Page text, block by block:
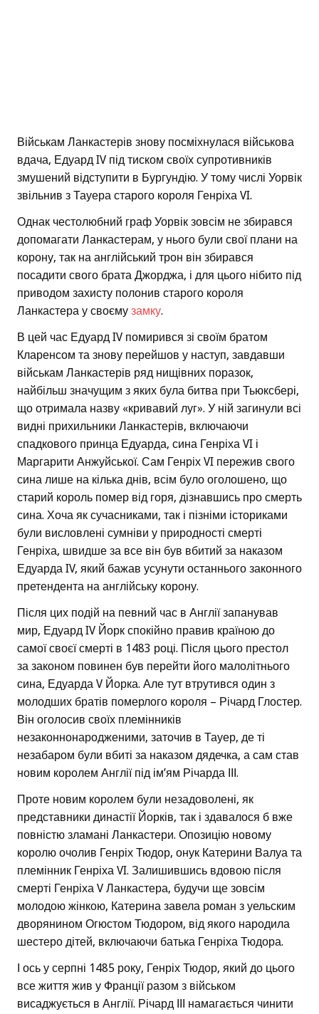
Військам Ланкастерів знову посміхнулася військова
вдача, Едуард IV під тиском своїх супротивників
змушений відступити в Бургундію. У тому числі Уорвік
звільнив з Тауера старого короля Генріха VI.
Однак честолюбний граф Уорвік зовсім не збирався
допомагати Ланкастерам, у нього були свої плани на
корону, так на англійський трон він збирався
посадити свого брата Джорджа, і для цього нібито під
приводом захисту полонив старого короля
Ланкастера у своєму замку.
В цей час Едуард IV помирився зі своїм братом
Кларенсом та знову перейшов у наступ, завдавши
військам Ланкастерів ряд нищівних поразок,
найбільш значущим з яких була битва при Тьюксбері,
що отримала назву «кривавий луг». У ній загинули всі
видні прихильники Ланкастерів, включаючи
спадкового принца Едуарда, сина Генріха VI і
Маргарити Анжуйської. Сам Генріх VI пережив свого
сина лише на кілька днів, всім було оголошено, що
старий король помер від горя, дізнавшись про смерть
сина. Хоча як сучасниками, так і пізніми істориками
були висловлені сумніви у природності смерті
Генріха, швидше за все він був вбитий за наказом
Едуарда IV, який бажав усунути останнього законного
претендента на англійську корону.
Після цих подій на певний час в Англії запанував
мир, Едуард IV Йорк спокійно правив країною до
самої своєї смерті в 1483 році. Після цього престол
за законом повинен був перейти його малолітнього
сина, Едуарда V Йорка. Але тут втрутився один з
молодших братів померлого короля – Річард Глостер.
Він оголосив своїх племінників
незаконнонародженими, заточив в Тауер, де ті
незабаром були вбиті за наказом дядечка, а сам став
новим королем Англії під ім’ям Річарда ІІІ.
Проте новим королем були незадоволені, як
представники династії Йорків, так і здавалося б вже
повністю зламані Ланкастери. Опозицію новому
королю очолив Генріх Тюдор, онук Катерини Валуа та
племінник Генріха VI. Залишившись вдовою після
смерті Генріха V Ланкастера, будучи ще зовсім
молодою жінкою, Катерина завела роман з уельским
дворянином Огюстом Тюдором, від якого народила
шестеро дітей, включаючи батька Генріха Тюдора.
І ось у серпні 1485 року, Генріх Тюдор, який до цього
все життя жив у Франції разом з військом
висаджується в Англії. Річард ІІІ намагається чинити